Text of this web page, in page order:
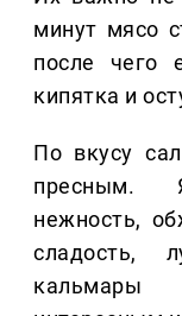
минут мясо
после чего
кипятка и
По вкусу
пресным.
нежность,
сладость,